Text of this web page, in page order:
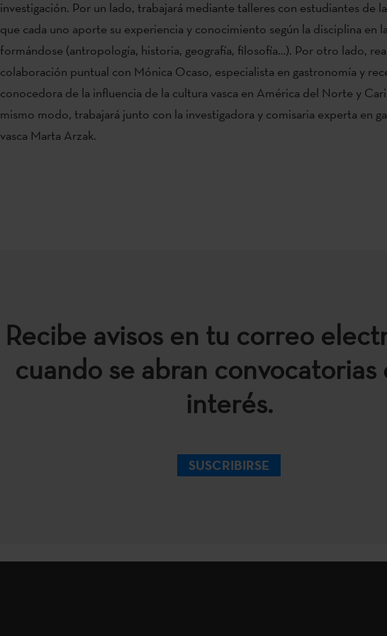
investigación. Por un lado, trabajará mediante talleres con estudiantes de
que cada uno aporte su experiencia y conocimiento según la disciplina en
formándose (antropología, historia, geografía, filosofía…). Por otro lado,
colaboración puntual con Mónica Ocaso, especialista en gastronomía y
conocedora de la influencia de la cultura vasca en América del Norte y
mismo modo, trabajará junto con la investigadora y comisaria experta en
vasca Marta Arzak.
Recibe avisos en tu correo
cuando se abran convocatorias
interés.
SUSCRIBIRSE